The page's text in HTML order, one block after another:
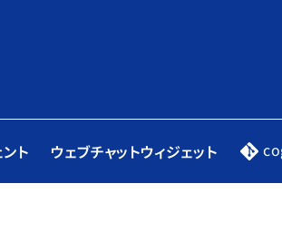
ト ウェブチャットウィジェット